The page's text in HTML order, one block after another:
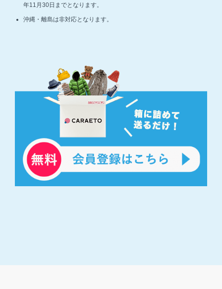
年11月30日までとなります。
沖縄・離島は非対応となります。